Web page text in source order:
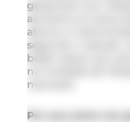
gestantes com
aumenta os riscos
aborto e
segundo o estudo,
bebê nascer por
na Unidade de
neonatal.
Por que piora nas